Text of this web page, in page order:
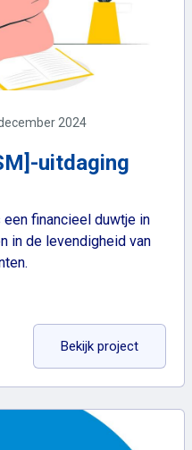
2024
uitdaging
financieel duwtje in
in de levendigheid van
Bekijk project: